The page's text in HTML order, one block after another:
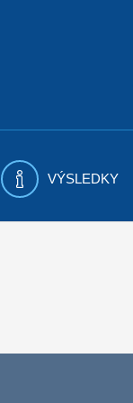
VÝSLEDKY